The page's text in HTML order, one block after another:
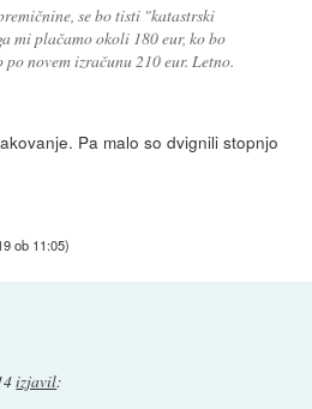
se bo tisti "katastrski
mi plačamo okoli 180 eur, ko bo
novem izračunu 210 eur. Letno.
Pa malo so dvignili stopnjo
ob 11:05)
izjavil: